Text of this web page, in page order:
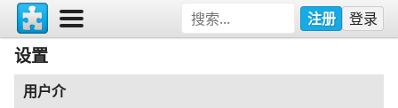
注册 登录
设置
用户介